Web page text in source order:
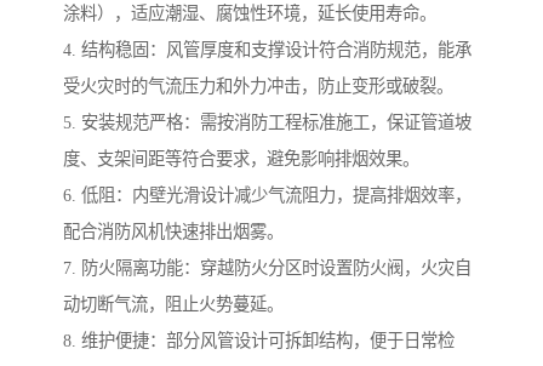
涂料），适应潮湿、腐蚀性环境，延长使用寿命。
4. 结构稳固：风管厚度和支撑设计符合消防规范，能承
受火灾时的气流压力和外力冲击，防止变形或破裂。
5. 安装规范严格：需按消防工程标准施工，保证管道坡
度、支架间距等符合要求，避免影响排烟效果。
6. 低阻：内壁光滑设计减少气流阻力，提高排烟效率，
配合消防风机快速排出烟雾。
7. 防火隔离功能：穿越防火分区时设置防火阀，火灾自
动切断气流，阻止火势蔓延。
8. 维护便捷：部分风管设计可拆卸结构，便于日常检